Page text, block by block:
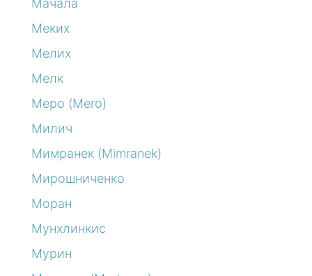
Меких
Мелих
Мелк
Меро (Mero)
Милич
Мимранек (Mimranek)
Мирошниченко
Моран
Мунхлинкис
Мурин